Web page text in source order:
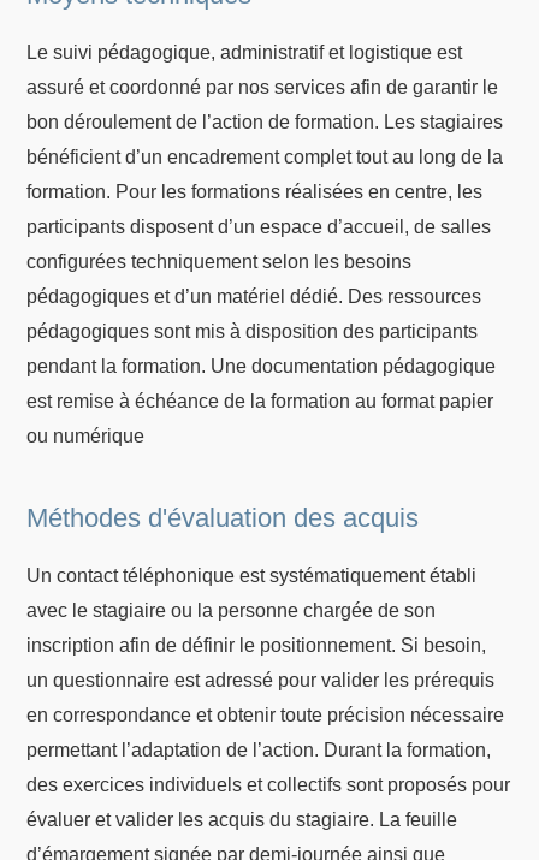
Le suivi pédagogique, administratif et logistique est
assuré et coordonné par nos services afin de garantir le
bon déroulement de l’action de formation. Les stagiaires
bénéficient d’un encadrement complet tout au long de la
formation. Pour les formations réalisées en centre, les
participants disposent d’un espace d’accueil, de salles
configurées techniquement selon les besoins
pédagogiques et d’un matériel dédié. Des ressources
pédagogiques sont mis à disposition des participants
pendant la formation. Une documentation pédagogique
est remise à échéance de la formation au format papier
ou numérique
Méthodes d'évaluation des acquis
Un contact téléphonique est systématiquement établi
avec le stagiaire ou la personne chargée de son
inscription afin de définir le positionnement. Si besoin,
un questionnaire est adressé pour valider les prérequis
en correspondance et obtenir toute précision nécessaire
permettant l’adaptation de l’action. Durant la formation,
des exercices individuels et collectifs sont proposés pour
évaluer et valider les acquis du stagiaire. La feuille
d’émargement signée par demi-journée ainsi que